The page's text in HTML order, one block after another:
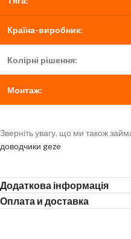
Країна-виробник:
Колірні рішення:
Монтаж:
Зверніть увагу, що ми також
доводчики geze
Додаткова інформація
Оплата и доставка